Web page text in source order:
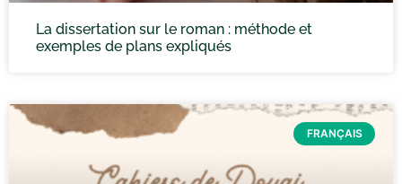
La dissertation sur le roman : méthode et
exemples de plans expliqués
FRANÇAIS